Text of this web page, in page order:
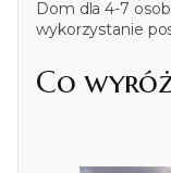
Dom dla 4-7
wykorzystanie
Co